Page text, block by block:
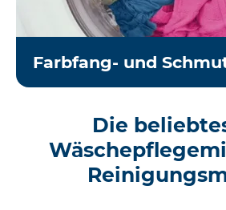
Farbfang- und
Die